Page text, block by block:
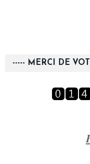
----- MERCI DE